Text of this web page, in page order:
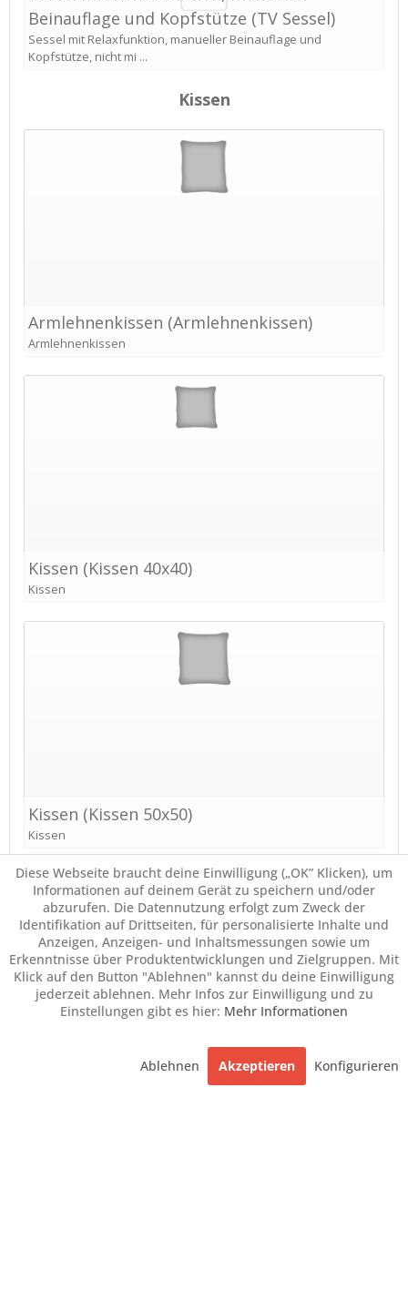
Diese Webseite braucht deine Einwilligung („OK” Klicken), um
Informationen auf deinem Gerät zu speichern und/oder
abzurufen. Die Datennutzung erfolgt zum Zweck der
Identifikation auf Drittseiten, für personalisierte Inhalte und
Anzeigen, Anzeigen- und Inhaltsmessungen sowie um
Erkenntnisse über Produktentwicklungen und Zielgruppen. Mit
Klick auf den Button "Ablehnen" kannst du deine Einwilligung
jederzeit ablehnen. Mehr Infos zur Einwilligung und zu
Einstellungen gibt es hier: Mehr Informationen
Ablehnen Akzeptieren Konfigurieren